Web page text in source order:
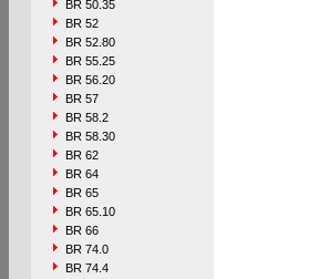
BR 50.35
BR 52
BR 52.80
BR 55.25
BR 56.20
BR 57
BR 58.2
BR 58.30
BR 62
BR 64
BR 65
BR 65.10
BR 66
BR 74.0
BR 74.4